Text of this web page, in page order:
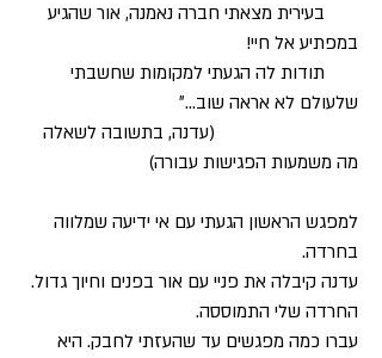
בעירית מצאתי חברה נאמנה, אור שהגיע
במפתיע אל חיי!
תודות לה הגעתי למקומות שחשבתי
שלעולם לא אראה שוב…״
(עדנה, בתשובה לשאלה
מה משמעות הפגישות עבורה)
למפגש הראשון הגעתי עם אי ידיעה שמלווה
בחרדה.
עדנה קיבלה את פניי עם אור בפנים וחיוך גדול.
החרדה שלי התמוססה.
עברו כמה מפגשים עד שהעזתי לחבק. היא